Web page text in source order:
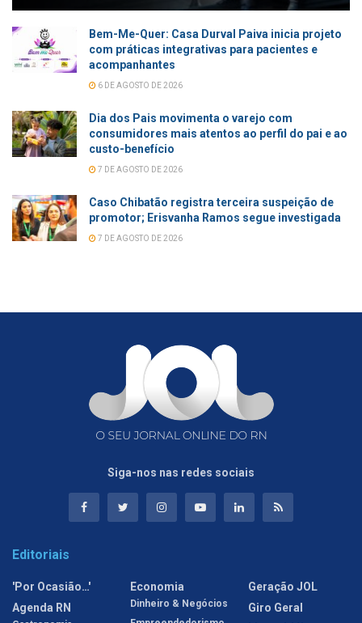
Bem-Me-Quer: Casa Durval Paiva inicia projeto
com práticas integrativas para pacientes e
acompanhantes
6 DE AGOSTO DE 2026
Dia dos Pais movimenta o varejo com
consumidores mais atentos ao perfil do pai e ao
custo-benefício
7 DE AGOSTO DE 2026
Caso Chibatão registra terceira suspeição de
promotor; Erisvanha Ramos segue investigada
7 DE AGOSTO DE 2026
Siga-nos nas redes sociais
Editoriais
'Por Ocasião…'
Agenda RN
Economia
Dinheiro & Negócios
Geração JOL
Giro Geral